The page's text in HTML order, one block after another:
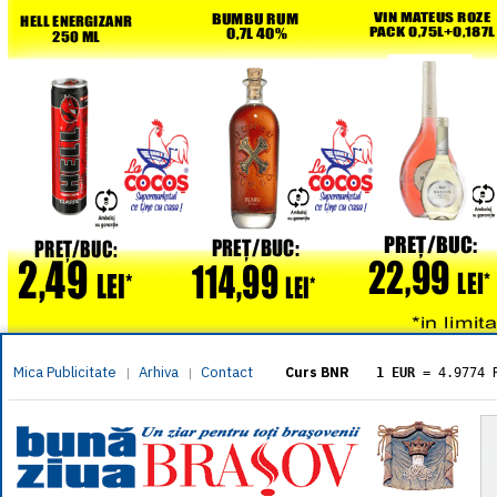
Mica Publicitate | Arhiva | Contact Curs BNR 1 EUR = 4.9774
= 5.8304
1 XAU= 464.4611
1 AED= 1.1933
1 AUD= 2.7957
1 BGN= 2.5449